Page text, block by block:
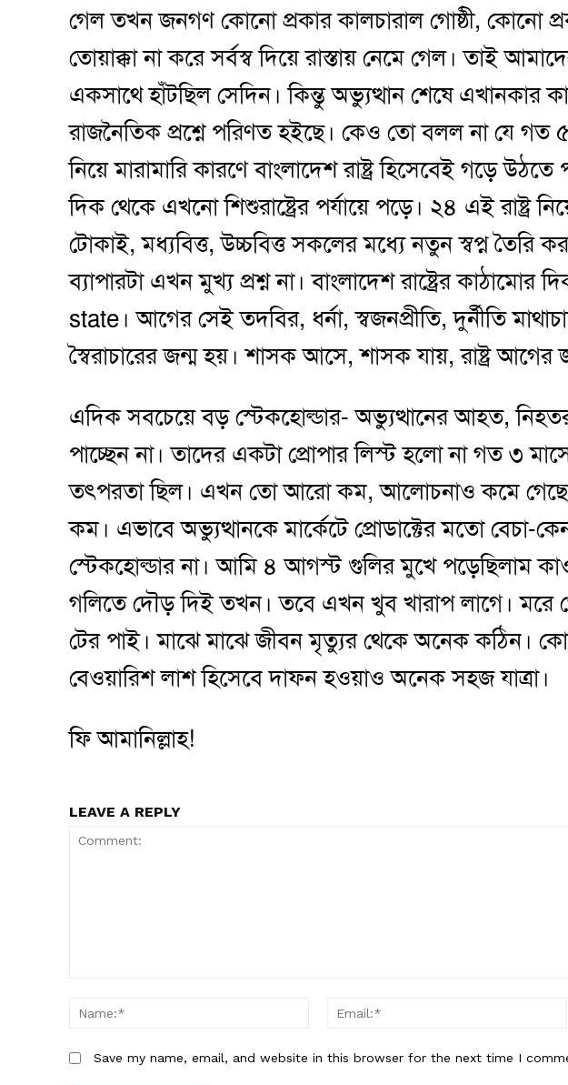
গেল তখন জনগণ কোনো প্রকার কালচারাল গোষ্ঠী, কোনো
তোয়াক্কা না করে সর্বস্ব দিয়ে রাস্তায় নেমে গেল। তাই
একসাথে হাঁটছিল সেদিন। কিন্তু অভ্যুত্থান শেষে এখানকার
রাজনৈতিক প্রশ্নে পরিণত হইছে। কেও তো বলল না যে গত
নিয়ে মারামারি কারণে বাংলাদেশ রাষ্ট্র হিসেবেই গড়ে
দিক থেকে এখনো শিশুরাষ্ট্রের পর্যায়ে পড়ে। ২৪ এই রাষ্ট্র
টোকাই, মধ্যবিত্ত, উচ্চবিত্ত সকলের মধ্যে নতুন স্বপ্ন তৈরি
ব্যাপারটা এখন মুখ্য প্রশ্ন না। বাংলাদেশ রাষ্ট্রের
state। আগের সেই তদবির, ধর্না, স্বজনপ্রীতি, দুর্নীতি
স্বৈরাচারের জন্ম হয়। শাসক আসে, শাসক যায়, রাষ্ট্র আগের
এদিক সবচেয়ে বড় স্টেকহোল্ডার- অভ্যুত্থানের আহত,
পাচ্ছেন না। তাদের একটা প্রোপার লিস্ট হলো না গত ৩
তৎপরতা ছিল। এখন তো আরো কম, আলোচনাও কমে গেছে।
কম। এভাবে অভ্যুত্থানকে মার্কেটে প্রোডাক্টের মতো বেচা-
স্টেকহোল্ডার না। আমি ৪ আগস্ট গুলির মুখে পড়েছিলাম
গলিতে দৌড় দিই তখন। তবে এখন খুব খারাপ লাগে। মরে
টের পাই। মাঝে মাঝে জীবন মৃত্যুর থেকে অনেক কঠিন।
বেওয়ারিশ লাশ হিসেবে দাফন হওয়াও অনেক সহজ যাত্রা।
ফি আমানিল্লাহ!
LEAVE A REPLY
Name:*
Save my name, email, and website in this browser for the next time I